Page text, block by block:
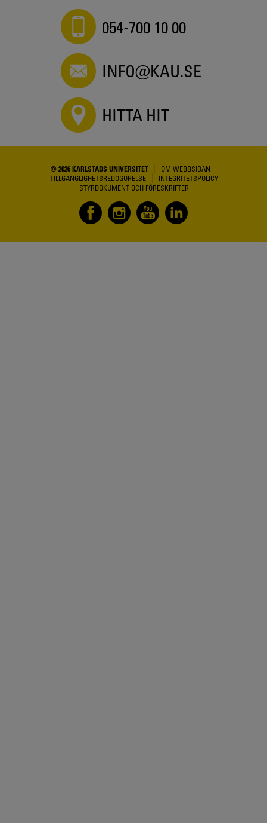
054-700 10 00
INFO@KAU.SE
HITTA HIT
© 2026 KARLSTADS UNIVERSITET
OM WEBBSIDAN
TILLGÄNGLIGHETSREDOGÖRELSE
INTEGRITETSPOLICY
STYRDOKUMENT OCH FÖRESKRIFTER